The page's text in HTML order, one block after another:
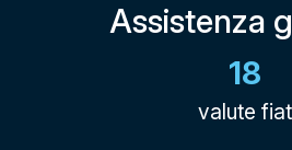
Assistenza
18
valute fiat